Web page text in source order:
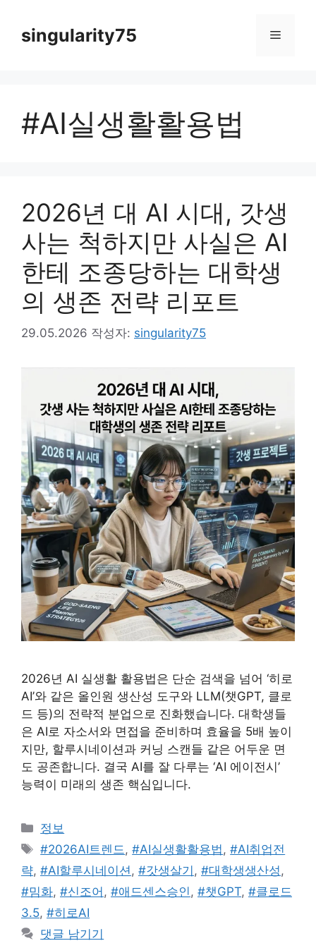
singularity75 메
#AI실생활활용법
2026년 대 AI 시대, 갓생
사는 척하지만 사실은 AI
한테 조종당하는 대학생
의 생존 전략 리포트
29.05.2026 작성자: singularity75
2026년 AI 실생활 활용법은 단순 검색을 넘어 ‘히로
AI’와 같은 올인원 생산성 도구와 LLM(챗GPT, 클로
드 등)의 전략적 분업으로 진화했습니다. 대학생들
은 AI로 자소서와 면접을 준비하며 효율을 5배 높이
지만, 할루시네이션과 커닝 스캔들 같은 어두운 면
도 공존합니다. 결국 AI를 잘 다루는 ‘AI 에이전시’
능력이 미래의 생존 핵심입니다.
카
테
리
정보
태
그
#2026AI트렌드 ,#AI실생활활용법 ,#AI취업전
략, #AI할루시네이션 , #갓생살기 , #대학생생산성 ,
#밈화, #신조어 , #애드센스승인 , #챗GPT, #클로드
3.5, #히로AI
댓글 남기기